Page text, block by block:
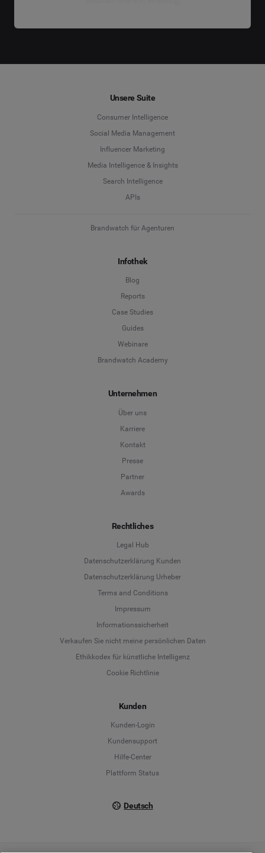
Unsere Suite
Consumer Intelligence
Social Media Management
Influencer Marketing
Media Intelligence & Insights
Search Intelligence
APIs
Brandwatch für Agenturen
Infothek
Blog
Reports
Case Studies
Guides
Webinare
Brandwatch Academy
Unternehmen
Über uns
Karriere
Kontakt
Presse
Partner
Awards
Rechtliches
Legal Hub
Datenschutzerklärung Kunden
Datenschutzerklärung Urheber
Terms and Conditions
Impressum
Informationssicherheit
Verkaufen Sie nicht meine persönlichen Daten
Ethikkodex für künstliche Intelligenz
Cookie Richtlinie
Kunden
Kunden-Login
Kundensupport
Hilfe-Center
Plattform Status
Deutsch
Deutsch